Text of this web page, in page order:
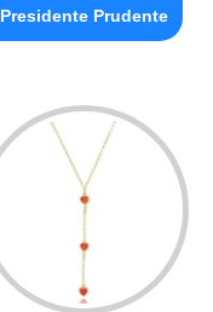
Presidente Prudente